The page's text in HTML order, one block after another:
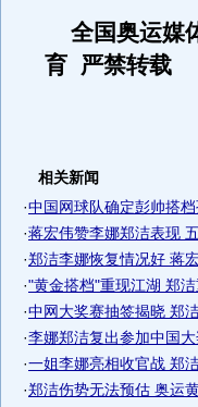
全国奥运媒
育 严禁转载
相关新闻
·中国网球队确定彭帅搭档
·蒋宏伟赞李娜郑洁表现
·郑洁李娜恢复情况好 蒋
·"黄金搭档"重现江湖 郑洁
·中网大奖赛抽签揭晓 郑
·李娜郑洁复出参加中国大
·一姐李娜亮相收官战 郑
·郑洁伤势无法预估 奥运